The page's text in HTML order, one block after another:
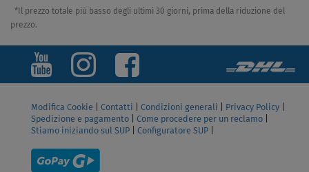
*Il prezzo totale più basso degli ultimi 30 giorni, prima della riduzione del
prezzo.
Modifica Cookie Contatti Condizioni generali Privacy Policy
Spedizione e pagamento
Come procedere per un reclamo
Stiamo iniziando sul SUP
Configuratore SUP